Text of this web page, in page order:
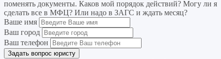
поменять документы. Каков мой порядок действий? Могу ли я
сделать все в МФЦ? Или надо в ЗАГС и ждать месяц?
Ваше имя
Ваш город
Ваш телефон